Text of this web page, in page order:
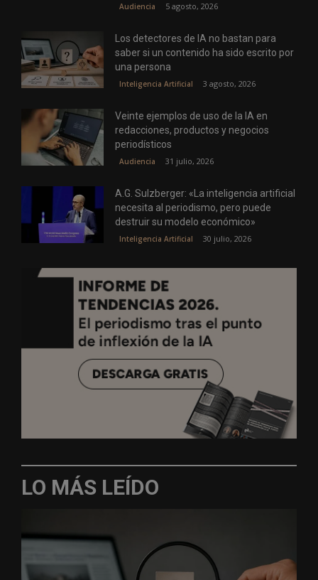
Audiencia 5 agosto, 2026
Los detectores de IA no bastan para
saber si un contenido ha sido escrito por
una persona
Inteligencia Artificial 3 agosto, 2026
Veinte ejemplos de uso de la IA en
redacciones, productos y negocios
periodísticos
Audiencia 31 julio, 2026
A.G. Sulzberger: «La inteligencia artificial
necesita al periodismo, pero puede
destruir su modelo económico»
Inteligencia Artificial 30 julio, 2026
LO MÁS LEÍDO